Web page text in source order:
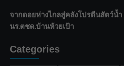
จากดอยห่างไกลสู่คลังโปรตีนสัตว์น้
นร.ตชด.บ้านห้วยเป้า
Categories